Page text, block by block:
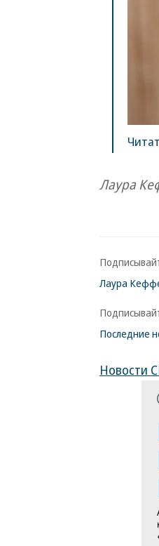
Лаура
Лаура
Последние
Новости